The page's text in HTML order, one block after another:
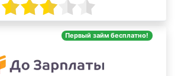
Первый займ бесплатно!